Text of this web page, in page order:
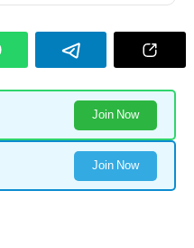
Join Now
Join Now